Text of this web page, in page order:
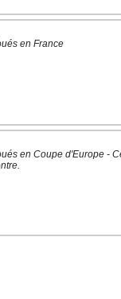
en France
en Coupe d'Europe -